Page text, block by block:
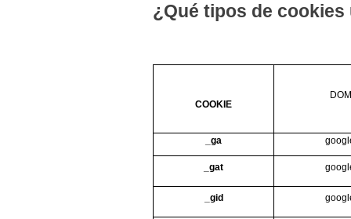
¿Qué tipos de
COOKIE
_ga
_gat
_gid